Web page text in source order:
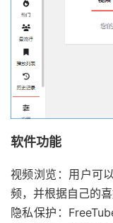
软件功能
视频浏览：用户可
频，并根据自己的
隐私保护：